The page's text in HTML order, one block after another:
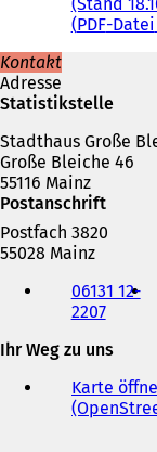
PDF-Datei
Kontakt
Adresse
Statistikstelle
Stadthaus Große
Große Bleiche 46
55116 Mainz
Postanschrift
Postfach 3820
55028 Mainz
Fax
Mail-
06131 12-
2207
Ihr Weg zu uns
Karte